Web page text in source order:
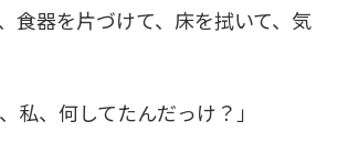
食器を片づけて、床を拭いて、気
私、何してたんだっけ？」